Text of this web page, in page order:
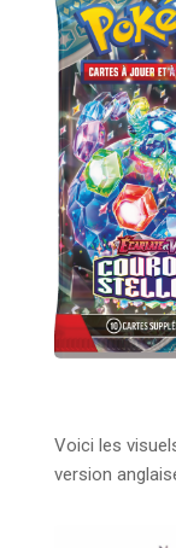
Voici les
version